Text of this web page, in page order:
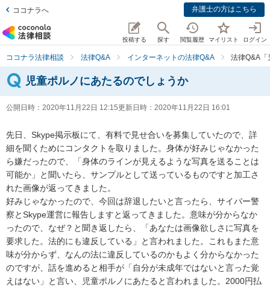
ココナラへ 弁護士の方はこちら
投稿する 探す 閲覧履歴 マイリスト ログイン
ココナラ法律相談 法律Q&A インターネットの法律Q&A 法律Q&A「
児童ポルノにあたるのでしょうか
公開日時： 2020年11月22日 12:15更新日時： 2020年11月22日 16:01
先日、Skype掲示板にて、有料で見せ合いを募集していたので、詳
細を聞くためにコンタクトを取りました。身体が好みじゃなかった
ら嫌だったので、「身体のラインが見えるような写真を送ることは
可能か」と聞いたら、サンプルとして送っているものですと加工さ
れた画像が返ってきました。
好みじゃなかったので、今回は辞退したいと言ったら、サイバー警
察とSkype運営に報告しますと返ってきました。意味が分からなか
ったので、なぜ？と聞き返したら、「あなたは画像欲しさに写真を
要求した。法的にも違反している」と言われました。これもまた意
味が分からず、なんの法に違反しているのかもよく分からなかった
のですが、話を進めると相手が「自分が未成年ではないと言った覚
えはない」と言い、児童ポルノにあたると言われました。2000円払